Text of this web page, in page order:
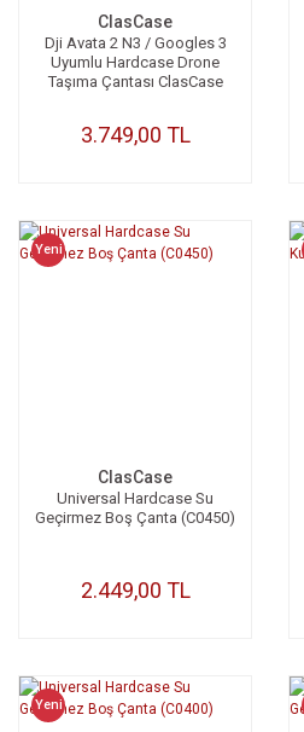
ClasCase
Dji Avata 2 N3 / Googles 3
Uyumlu Hardcase Drone
Taşıma Çantası ClasCase
3.749,00 TL
Yeni
ClasCase
Universal Hardcase Su
Geçirmez Boş Çanta (C0450)
2.449,00 TL
Yeni